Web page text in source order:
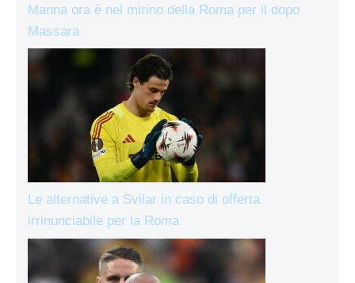
Manna ora è nel mirino della Roma per il dopo
Massara
Le alternative a Svilar in caso di offerta
irrinunciabile per la Roma